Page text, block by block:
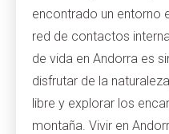
encontrado un entorno
red de contactos
de vida en Andorra es
disfrutar de la
libre y explorar los
montaña. Vivir en